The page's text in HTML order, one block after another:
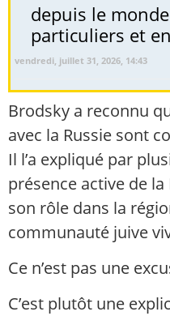
depuis le
particuliers et
vendredi, juillet 31, 2026, 14:43
Brodsky a reconnu
avec la Russie sont
Il l’a expliqué par
présence active de
son rôle dans la
communauté juive
Ce n’est pas une
C’est plutôt une